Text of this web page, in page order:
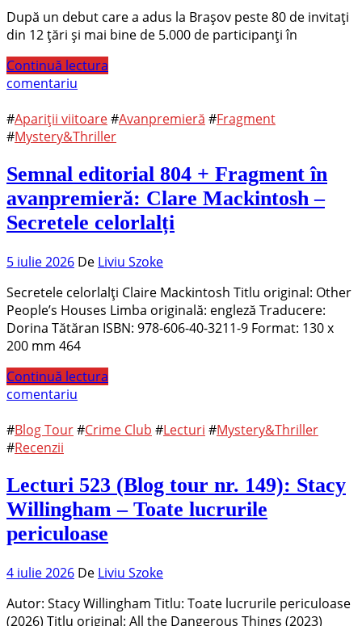
După un debut care a adus la Brașov peste 80 de invitați
din 12 țări și mai bine de 5.000 de participanți în
Continuă lectura
comentariu
#Apariții viitoare#Avanpremieră #Fragment
#Mystery&Thriller
Semnal editorial 804 + Fragment în
avanpremieră: Clare Mackintosh –
Secretele celorlalți
5 iulie 2026 De Liviu Szoke
Secretele celorlalți Claire Mackintosh Titlu original: Other
People’s Houses Limba originală: engleză Traducere:
Dorina Tătăran ISBN: 978-606-40-3211-9 Format: 130 x
200 mm 464
Continuă lectura
comentariu
#Blog Tour#Crime Club #Lecturi #Mystery&Thriller
#Recenzii
Lecturi 523 (Blog tour nr. 149): Stacy
Willingham – Toate lucrurile
periculoase
4 iulie 2026 De Liviu Szoke
Autor: Stacy Willingham Titlu: Toate lucrurile periculoase
(2026) Titlu original: All the Dangerous Things (2023)